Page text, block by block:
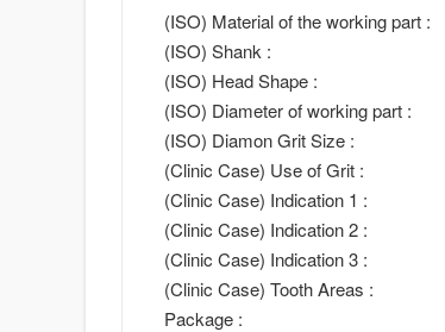
(ISO) Material of the working part :
(ISO) Shank :
(ISO) Head Shape :
(ISO) Diameter of working part :
(ISO) Diamon Grit Size :
(Clinic Case) Use of Grit :
(Clinic Case) Indication 1 :
(Clinic Case) Indication 2 :
(Clinic Case) Indication 3 :
(Clinic Case) Tooth Areas :
Package :